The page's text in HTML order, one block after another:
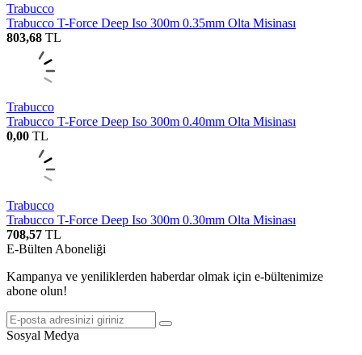
Trabucco
Trabucco T-Force Deep Iso 300m 0.35mm Olta Misinası
803,68 TL
Trabucco
Trabucco T-Force Deep Iso 300m 0.40mm Olta Misinası
0,00 TL
Trabucco
Trabucco T-Force Deep Iso 300m 0.30mm Olta Misinası
708,57 TL
E-Bülten Aboneliği
Kampanya ve yeniliklerden haberdar olmak için e-bültenimize
abone olun!
Sosyal Medya